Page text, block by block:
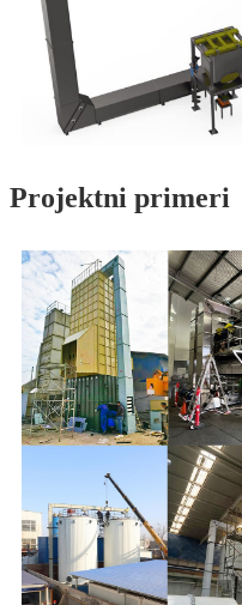
Projektni primeri